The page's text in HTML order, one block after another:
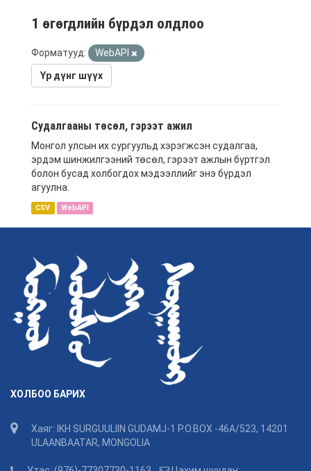
1 өгөгдлийн бүрдэл олдлоо
Форматууд: WebAPI
Үр дүнг шүүх
Судалгааны төсөл, гэрээт ажил
Монгол улсын их сургуульд хэрэгжсэн судалгаа,
эрдэм шинжилгээний төсөл, гэрээт ажлын бүртгэл
болон бусад холбогдох мэдээллийг энэ бүрдэл
агуулна.
CSV WebAPI
ХОЛБОО БАРИХ
Хаяг: IKH SURGUULIIN GUDAMJ-1 P.O.BOX -46A/523, 14201
ULAANBAATAR, MONGOLIA